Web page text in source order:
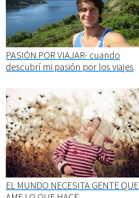
PASIÓN POR VIAJAR- cuando
descubrí mi pasión por los viajes
EL MUNDO NECESITA GENTE QUE